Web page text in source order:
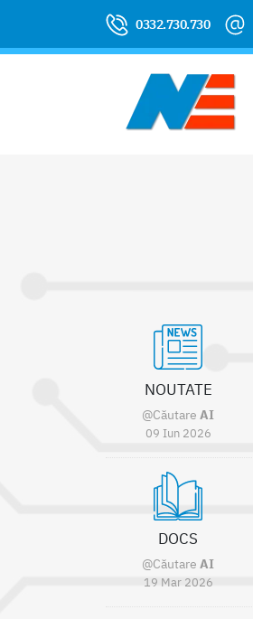
0332.730.730
NOUTATE
@Căutare AI
09 Iun 2026
DOCS
@Căutare AI
19 Mar 2026